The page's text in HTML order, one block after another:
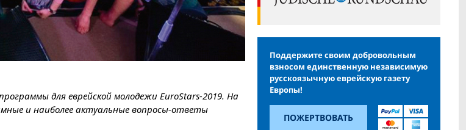
для еврейской молодежи EuroStars-2019. На
и наиболее актуальные вопросы-ответы
Поддержите своим добровольным
взносом единственную независимую
русскоязычную еврейскую газету
Европы!
ПОЖЕРТВОВАТЬ